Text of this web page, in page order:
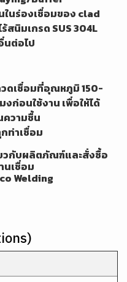
นร่องเชื่อมของ clad
สนิมเกรด SUS 304L
นต่อไป
ดเชื่อมที่อุณหภูมิ 150-
งก่อนใช้งาน เพื่อให้ได้
วามชื้น
ท่าเชื่อม
วกับผลิตภัณฑ์และสั่งซื้อ
เชื่อม
Welding